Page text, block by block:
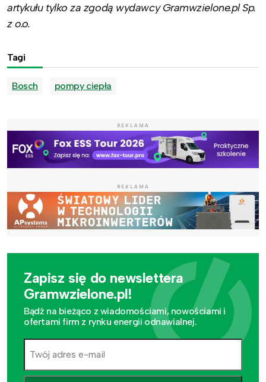
artykułu tylko za zgodą wydawcy Gramwzielone.pl Sp.
z o.o.
Tagi
Bosch pompy ciepła
REKLAMA
REKLAMA
Zapisz się do newslettera
Gramwzielone.pl!
Bądź na bieżąco z wiadomościami, nowościami i
ofertami firm z rynku energii odnawialnej.